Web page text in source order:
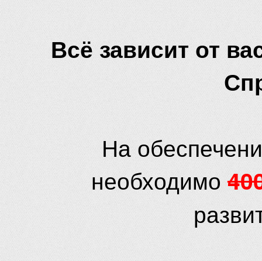
Всё зависит от
На
необходимо